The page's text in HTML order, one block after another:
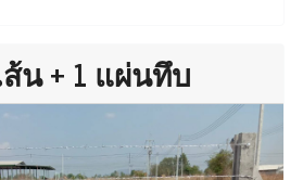
ส้น + 1 แผ่นทึบ